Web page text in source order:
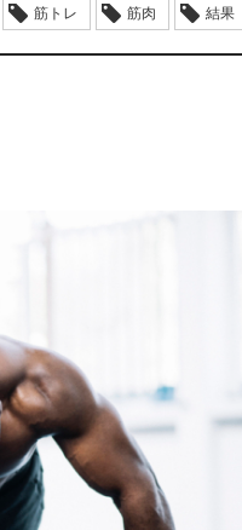
筋トレ 筋肉 結果